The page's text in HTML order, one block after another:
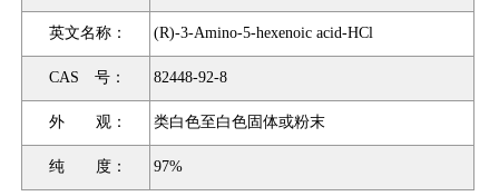
英文名称： (R)-3-Amino-5-hexenoic acid-HCl
CAS 号： 82448-92-8
外 观： 类白色至白色固体或粉末
纯 度： 97%